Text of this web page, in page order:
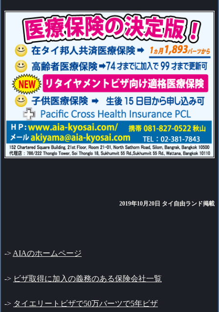
2019年10月20日 タイ自由ランド掲載
-> AIAのホームページ
-> ビザ取得に加入の義務のある保険会社一覧
-> タイエリートビザで50万バーツで5年ビザ